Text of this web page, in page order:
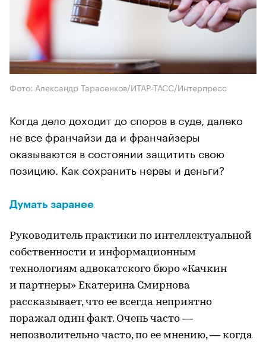
Фото: Александр Тарасенков/ИТАР-ТАСС/Интерпресс
Когда дело доходит до споров в суде, далеко
не все франчайзи да и франчайзеры
оказываются в состоянии защитить свою
позицию. Как сохранить нервы и деньги?
Думать заранее
Руководитель практики по интеллектуальной
собственности и информационным
технологиям адвокатского бюро «Качкин
и партнеры» Екатерина Смирнова
рассказывает, что ее всегда неприятно
поражал один факт. Очень часто —
непозволительно часто, по ее мнению, — когда